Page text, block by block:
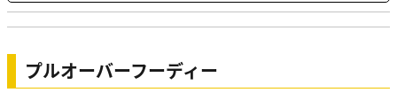
プルオーバーフーディー